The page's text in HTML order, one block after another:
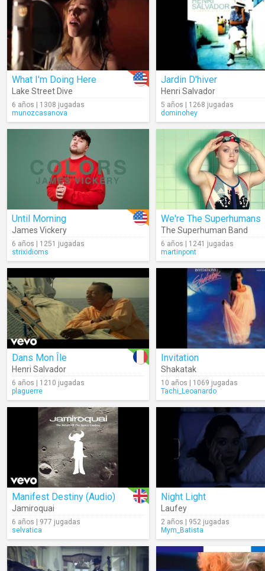
What I'm Doing Here
Lake Street Dive
6 años | 1308 jugadas
munozcasanova
Jardin D'hiver
Henri Salvador
5 años | 1268 jugadas
dominohey
Until Morning
James Vickery
6 años | 1251 jugadas
strixidioms
We're The Superhumans
The Superhuman Band
6 años | 1241 jugadas
martinpont
Dans Mon Île
Henri Salvador
6 años | 1210 jugadas
plaguerre
Invitation
Shakatak
10 años | 1069 jugadas
Tachi_Leoanardo
Manifest Destiny (Audio)
Jamiroquai
6 años | 977 jugadas
selvatica
Night Light
Laufey
2 años | 952 jugadas
Mym_Batista